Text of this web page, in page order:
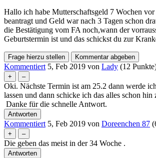
Hallo ich habe Mutterschaftsgeld 7 Wochen
beantragt und Geld war nach 3 Tagen schon
die Bestätigung vom FA noch,wann der
Geburtstermin ist und das schickst du zur
Kommentiert 5, Feb 2019 von Lady (12
Oki. Nächste Termin ist am 25.2 dann werde
lassen und dann schicke ich das alles schon hin
Danke für die schnelle Antwort.
Kommentiert 5, Feb 2019 von Doreenchen 87 (
Die geben das meist in der 34 Woche .